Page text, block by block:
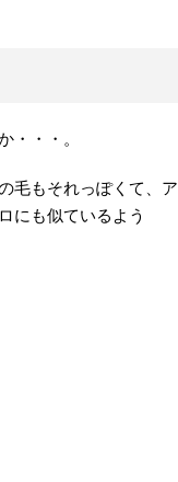
・・・。
毛もそれっぽくて、ア
にも似ているよう